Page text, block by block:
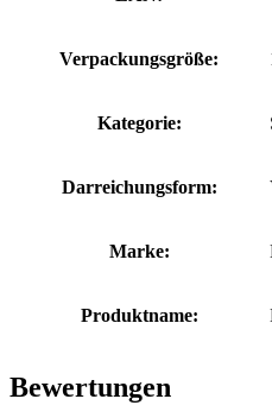
Verpackungsgröße:
Kategorie:
Darreichungsform:
Marke:
Produktname:
Bewertungen